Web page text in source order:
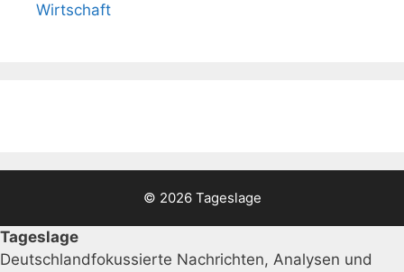
Wirtschaft
© 2026 Tageslage
Tageslage
Deutschlandfokussierte Nachrichten, Analysen und